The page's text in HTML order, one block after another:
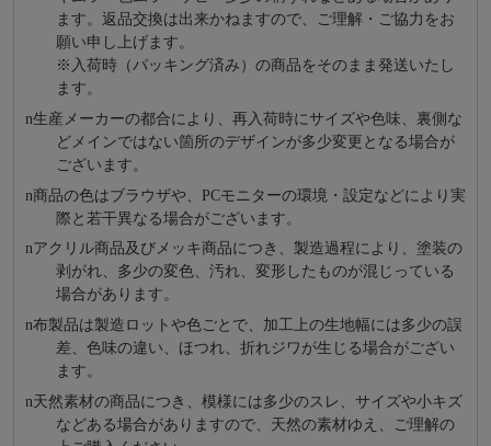
ます。返品交換は出来かねますので、ご理解・ご協⼒をお
願い申し上げます。
※⼊荷時（パッキング済み）の商品をそのまま発送いたし
ます。
n⽣産メーカーの都合により、再⼊荷時にサイズや⾊味、裏側な
どメインではない箇所のデザインが多少変更となる場合が
ございます。
n商品の⾊はブラウザや、PCモニターの環境・設定などにより実
際と若⼲異なる場合がございます。
nアクリル商品及びメッキ商品につき、製造過程により、塗装の
剥がれ、多少の変色、汚れ、変形したものが混じっている
場合があります。
n布製品は製造ロットや色ごとで、加工上の生地幅には多少の誤
差、色味の違い、ほつれ、折れジワが生じる場合がござい
ます。
n天然素材の商品につき、模様には多少のスレ、サイズや小キズ
などある場合がありますので、天然の素材ゆえ、ご理解の